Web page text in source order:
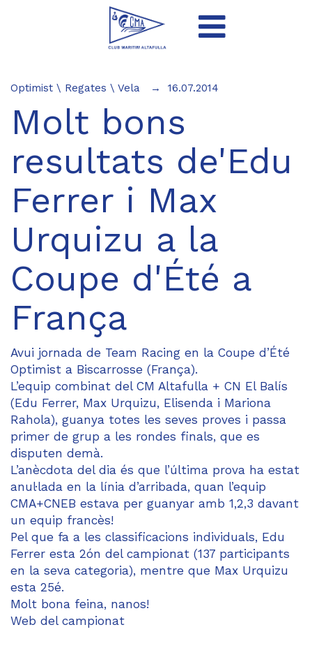
Optimist \ Regates \ Vela 16.07.2014
Molt bons
resultats de'Edu
Ferrer i Max
Urquizu a la
Coupe d'Été a
França
Avui jornada de Team Racing en la Coupe d’Été
Optimist a Biscarrosse (França).
L’equip combinat del CM Altafulla + CN El Balís
(Edu Ferrer, Max Urquizu, Elisenda i Mariona
Rahola), guanya totes les seves proves i passa
primer de grup a les rondes finals, que es
disputen demà.
L’anècdota del dia és que l’última prova ha estat
anul·lada en la línia d’arribada, quan l’equip
CMA+CNEB estava per guanyar amb 1,2,3 davant
un equip francès!
Pel que fa a les classificacions individuals, Edu
Ferrer esta 2ón del campionat (137 participants
en la seva categoria), mentre que Max Urquizu
esta 25é.
Molt bona feina, nanos!
Web del campionat